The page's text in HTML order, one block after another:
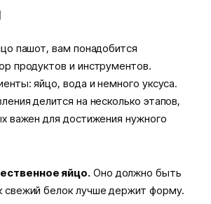
пашот, вам понадобится
продуктов и инструментов.
яйцо, вода и немного уксуса.
делится на несколько этапов,
важен для достижения нужного
яйцо.Оно должно быть
свежий белок лучше держит форму.